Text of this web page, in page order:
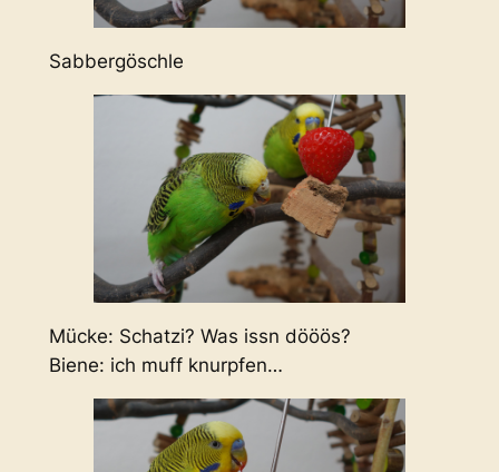
Sabbergöschle
Mücke: Schatzi? Was issn dööös?
Biene: ich muff knurpfen…